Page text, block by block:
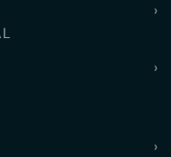
›
›
›